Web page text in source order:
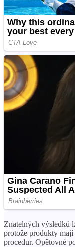
Znatelných výsledků
protože produkty
procedur. Opětovné